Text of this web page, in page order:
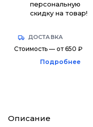
персональную
скидку на товар!
ДОСТАВКА
Стоимость — от 650 ₽
Подробнее
Описание